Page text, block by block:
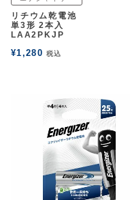
リチウム乾電池
単3形 2本入
LAA2PKJP
¥1,280 税込